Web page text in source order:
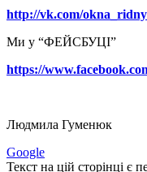
http://vk.com/
Ми у “ФЕЙСБУЦІ”
https://
Людмила Гуменюк
Google
Текст на цій сторінці є